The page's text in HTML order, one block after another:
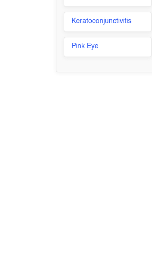
Keratoconjunctivitis
Pink Eye